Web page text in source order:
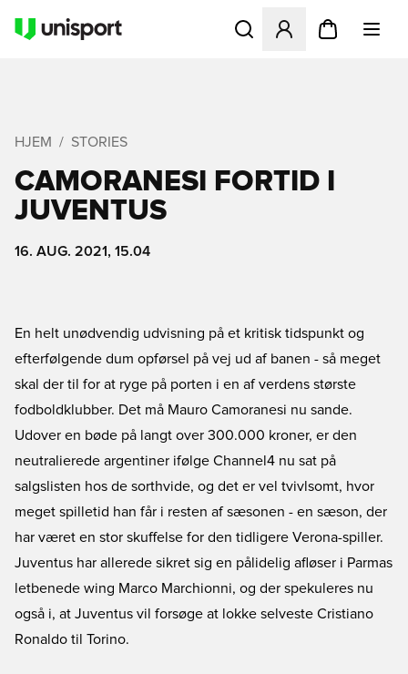
Åbner en Modal til at
HJEM STORIES
CAMORANESI FORTID I
JUVENTUS
16. AUG. 2021, 15.04
En helt unødvendig udvisning på et kritisk tidspunkt og
efterfølgende dum opførsel på vej ud af banen - så meget
skal der til for at ryge på porten i en af verdens største
fodboldklubber. Det må Mauro Camoranesi nu sande.
Udover en bøde på langt over 300.000 kroner, er den
neutralierede argentiner ifølge Channel4 nu sat på
salgslisten hos de sorthvide, og det er vel tvivlsomt, hvor
meget spilletid han får i resten af sæsonen - en sæson, der
har været en stor skuffelse for den tidligere Verona-spiller.
Juventus har allerede sikret sig en pålidelig afløser i Parmas
letbenede wing Marco Marchionni, og der spekuleres nu
også i, at Juventus vil forsøge at lokke selveste Cristiano
Ronaldo til Torino.